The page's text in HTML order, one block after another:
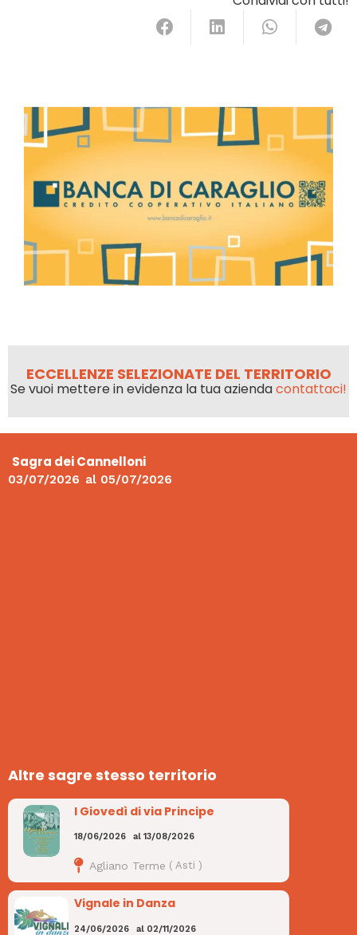
ECCELLENZE SELEZIONATE DEL TERRITORIO
Se vuoi mettere in evidenza la tua aziendacontattaci!
Sagra dei Cannelloni
03/07/2026 al 05/07/2026
Altre sagre stesso territorio
I Giovedì di via Principe
18/06/2026 al 13/08/2026
Agliano Terme ( Asti )
Vignale in Danza
24/06/2026 al 02/11/2026